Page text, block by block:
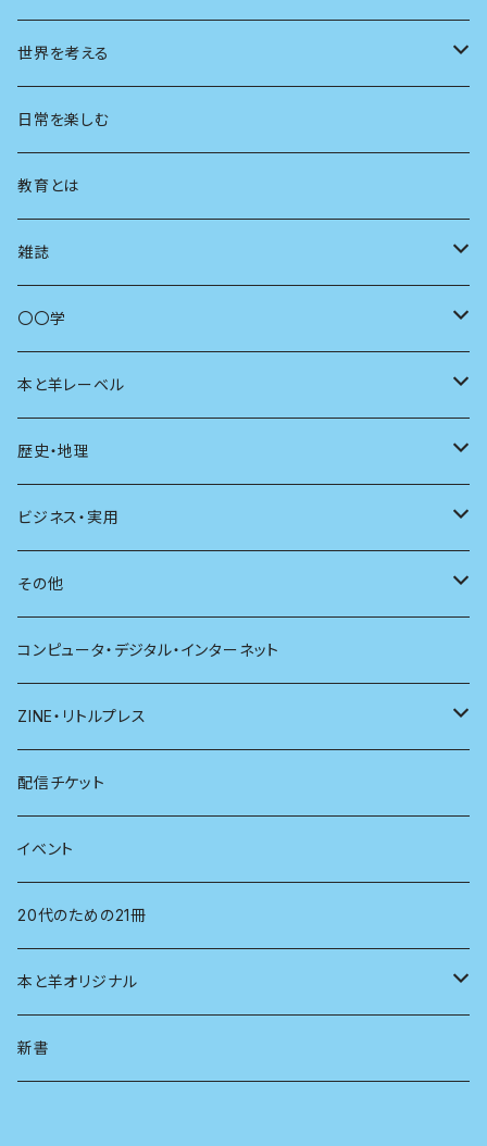
都市
地方
まちづくり
コミュニティ
商いとは
世界を考える
思想
日常を楽しむ
教育とは
雑誌
母の友
ユリイカ
現代思想
新潮
別冊太陽
〇〇学
動物
自然
科学
社会
哲学
医学
看護学
心理学
経営学
言語学
法律
人類学
本と羊レーベル
電子版（EPub）
電子版（PDF）
歴史・地理
歴史
地理
ビジネス・実用
雷鳥社辞典シリーズ
その他
珈琲
雑貨
コンピュータ・デジタル・インターネット
ZINE・リトルプレス
電子版（EPub）
電子版（PDF）
配信チケット
イベント
20代のための21冊
本と羊オリジナル
アロマスプレー
新書